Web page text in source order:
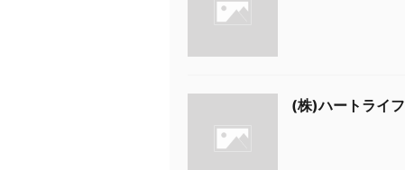
(株)ハートライフ